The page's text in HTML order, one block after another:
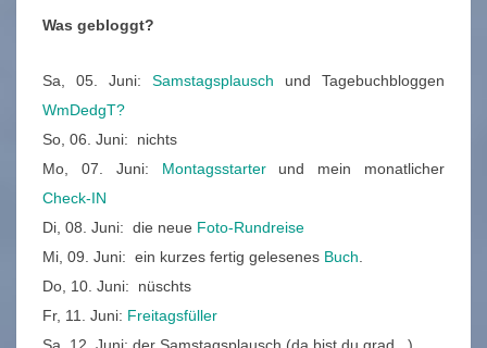
Was gebloggt?
Sa, 05. Juni: Samstagsplausch und Tagebuchbloggen
WmDedgT?
So, 06. Juni: nichts
Mo, 07. Juni: Montagsstarterund mein monatlicher
Check-IN
Di, 08. Juni: die neue Foto-Rundreise
Mi, 09. Juni: ein kurzes fertig gelesenes Buch
Do, 10. Juni: nüschts
Fr, 11. Juni: Freitagsfüller
Sa, 12. Juni: der Samstagsplausch (da bist du grad.. )